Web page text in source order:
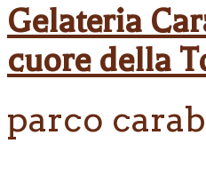
Gelateria
cuore della
parco